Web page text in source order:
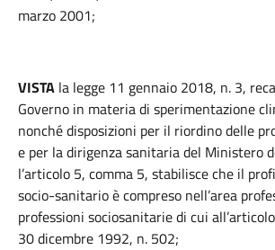
marzo 2001;
VISTA la legge 11 gennaio 2018, n. 3,
Governo in materia di sperimentazione
nonché disposizioni per il riordino delle
e per la dirigenza sanitaria del Ministero
l’articolo 5, comma 5, stabilisce che il
socio-sanitario è compreso nell’area
professioni sociosanitarie di cui
30 dicembre 1992, n. 502;